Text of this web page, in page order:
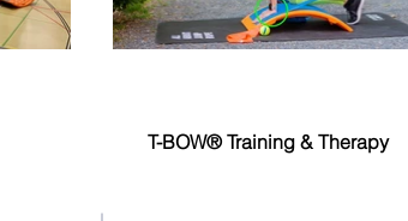
T-BOW® Training & Therapy